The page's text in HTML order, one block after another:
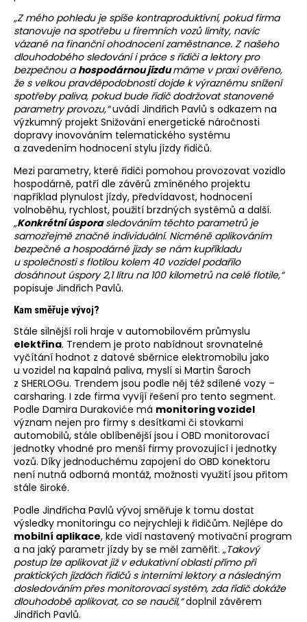
„Z mého pohledu je spíše kontraproduktivní, pokud firma
stanovuje na spotřebu u firemních vozů limity, navíc
vázané na finanční ohodnocení zaměstnance. Z našeho
dlouhodobého sledování i práce s řidiči a lektory pro
bezpečnou ahospodárnou jízdumáme v praxi ověřeno,
že s velkou pravděpodobností dojde k výraznému snížení
spotřeby paliva, pokud bude řidič dodržovat stanovené
parametry provozu,“uvádí Jindřich Pavlů s odkazem na
výzkumný projekt Snižování energetické náročnosti
dopravy inovováním telematického systému
a zavedením hodnocení stylu jízdy řidičů.
Mezi parametry, které řidiči pomohou provozovat vozidlo
hospodárně, patří dle závěrů zmíněného projektu
například plynulost jízdy, předvídavost, hodnocení
volnoběhu, rychlost, použití brzdných systémů a další.
„Konkrétní úsporasledováním těchto parametrů je
samozřejmě značně individuální. Nicméně aplikováním
bezpečné a hospodárné jízdy se nám kupříkladu
u společnosti s flotilou kolem 40 vozidel podařilo
dosáhnout úspory 2,1 litru na 100 kilometrů na celé flotile,“
popisuje Jindřich Pavlů.
Kam směřuje vývoj?
Stále silnější roli hraje v automobilovém průmyslu
elektřina. Trendem je proto nabídnout srovnatelné
vyčítání hodnot z datové sběrnice elektromobilu jako
u vozidel na kapalná paliva, myslí si Martin Šaroch
z SHERLOGu. Trendem jsou podle něj též sdílené vozy –
carsharing. I zde firma vyvíjí řešení pro tento segment.
Podle Damira Durakoviće má monitoring vozidel
význam nejen pro firmy s desítkami či stovkami
automobilů, stále oblíbenější jsou i OBD monitorovací
jednotky vhodné pro menší firmy provozující i jednotky
vozů. Díky jednoduchému zapojení do OBD konektoru
není nutná odborná montáž, možnosti využití jsou přitom
stále široké.
Podle Jindřicha Pavlů vývoj směřuje k tomu dostat
výsledky monitoringu co nejrychleji k řidičům. Nejlépe do
mobilní aplikace, kde vidí nastavený motivační program
a na jaký parametr jízdy by se měl zaměřit. „Takový
postup lze aplikovat již v edukativní oblasti přímo při
praktických jízdách řidičů s interními lektory a následným
dosledováním přes monitorovací systém, zda řidič dokáže
dlouhodobě aplikovat, co se naučil,“doplnil závěrem
Jindřich Pavlů.